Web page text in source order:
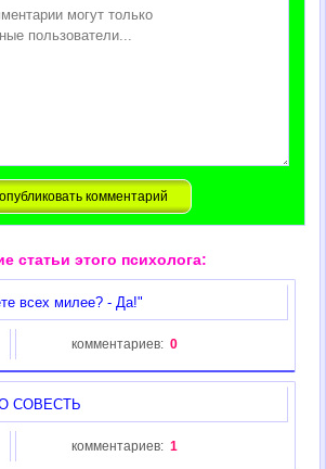
статьи этого психолога:
всех милее? - Да!"
комментариев: 0
СОВЕСТЬ
комментариев: 1